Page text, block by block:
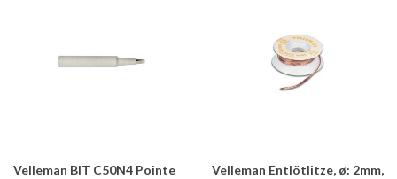
Velleman BIT C50N4 Pointe
Velleman Entlötlitze, ø: 2mm,